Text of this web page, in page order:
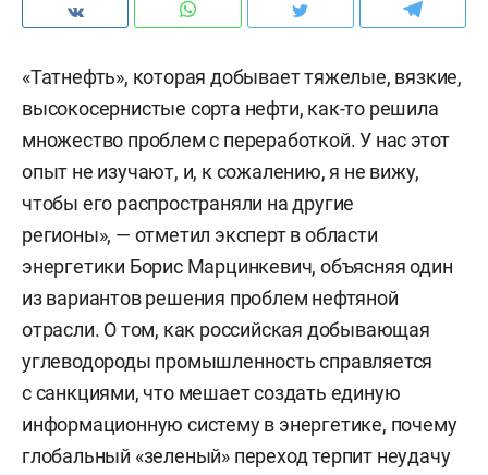
«Татнефть», которая добывает тяжелые, вязкие,
высокосернистые сорта нефти, как-то решила
множество проблем с переработкой. У нас этот
опыт не изучают, и, к сожалению, я не вижу,
чтобы его распространяли на другие
регионы», — отметил эксперт в области
энергетики Борис Марцинкевич, объясняя один
из вариантов решения проблем нефтяной
отрасли. О том, как российская добывающая
углеводороды промышленность справляется
с санкциями, что мешает создать единую
информационную систему в энергетике, почему
глобальный «зеленый» переход терпит неудачу